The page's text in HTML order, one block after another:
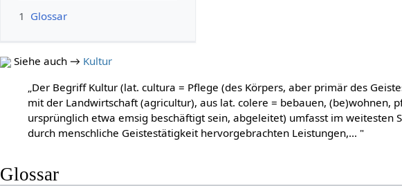
1 Glossar
Siehe auch → Kultur
„Der Begriff Kultur (lat. cultura = Pflege (des Körpers, aber primär des
mit der Landwirtschaft (agricultur), aus lat. colere = bebauen, (be)wohnen,
ursprünglich etwa emsig beschäftigt sein, abgeleitet) umfasst im weitesten
durch menschliche Geistestätigkeit hervorgebrachten Leistungen,… "
Glossar